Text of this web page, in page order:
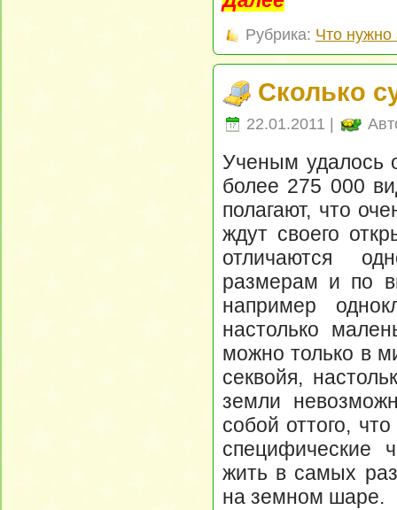
Рубрика: Что нужно
Сколько
22.01.2011 |
Ученым удалось
более 275 000
полагают, что
ждут своего
отличаются
размерам и по
например
настолько
можно только в
секвойя,
земли
собой оттого,
специфические
жить в самых
на земном шаре.